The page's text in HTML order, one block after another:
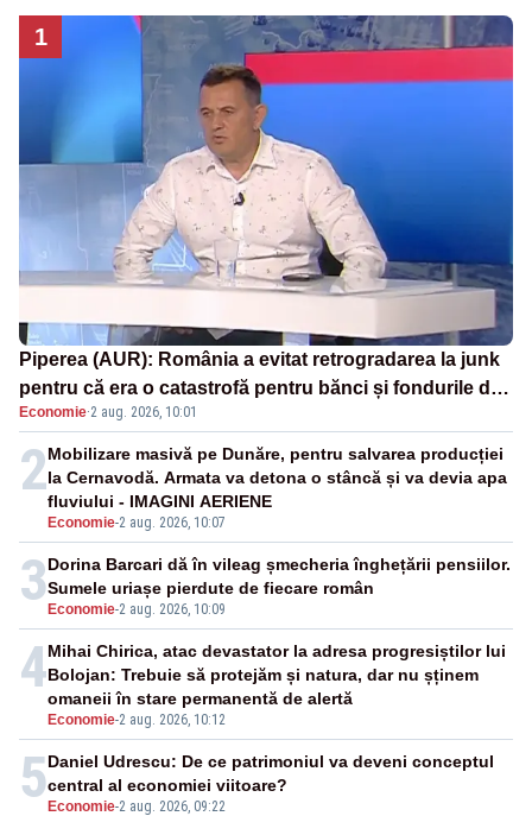
1
Piperea (AUR): România a evitat retrogradarea la junk
pentru că era o catastrofă pentru bănci și fondurile de
pensii
Economie·2 aug. 2026, 10:01
2
Economie-2 aug. 2026, 10:07
Mobilizare masivă pe Dunăre, pentru salvarea producției
la Cernavodă. Armata va detona o stâncă și va devia apa
fluviului - IMAGINI AERIENE
3Economie-2 aug. 2026, 10:09
Dorina Barcari dă în vileag șmecheria înghețării pensiilor.
Sumele uriașe pierdute de fiecare român
4
Economie-2 aug. 2026, 10:12
Mihai Chirica, atac devastator la adresa progresiștilor lui
Bolojan: Trebuie să protejăm și natura, dar nu șținem
omaneii în stare permanentă de alertă
5Economie-2 aug. 2026, 09:22
Daniel Udrescu: De ce patrimoniul va deveni conceptul
central al economiei viitoare?